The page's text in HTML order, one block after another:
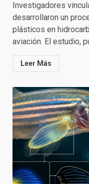
Investigadores
desarrollaron un
plásticos en
aviación. El estudio,
Leer Más